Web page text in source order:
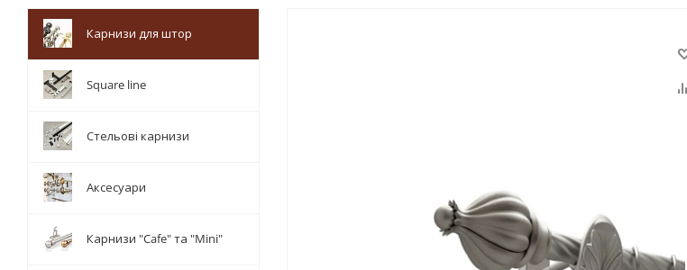
Карнизи для штор
Square line
Стельові карнизи
Аксесуари
Карнизи "Cafe" та "Mini"